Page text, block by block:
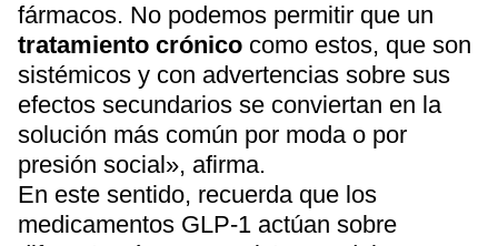
fármacos. No podemos permitir que un
tratamiento crónico como estos, que son
sistémicos y con advertencias sobre sus
efectos secundarios se conviertan en la
solución más común por moda o por
presión social», afirma.
En este sentido, recuerda que los
medicamentos GLP-1 actúan sobre